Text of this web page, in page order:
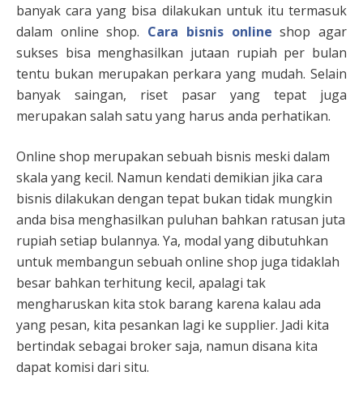
banyak cara yang bisa dilakukan untuk itu termasuk
dalam online shop. Cara bisnis online shopagar
sukses bisa menghasilkan jutaan rupiah per bulan
tentu bukan merupakan perkara yang mudah. Selain
banyak saingan, riset pasar yang tepat juga
merupakan salah satu yang harus anda perhatikan.
Online shop merupakan sebuah bisnis meski dalam
skala yang kecil. Namun kendati demikian jika cara
bisnis dilakukan dengan tepat bukan tidak mungkin
anda bisa menghasilkan puluhan bahkan ratusan juta
rupiah setiap bulannya. Ya, modal yang dibutuhkan
untuk membangun sebuah online shop juga tidaklah
besar bahkan terhitung kecil, apalagi tak
mengharuskan kita stok barang karena kalau ada
yang pesan, kita pesankan lagi ke supplier. Jadi kita
bertindak sebagai broker saja, namun disana kita
dapat komisi dari situ.